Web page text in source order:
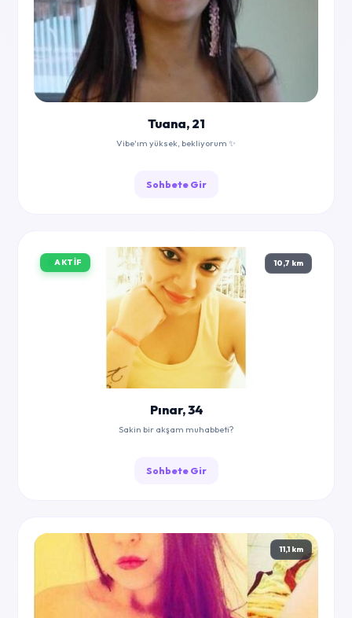
Tuana, 21
Vibe'ım yüksek, bekliyorum ✨
Sohbete Gir
AKTIF 10,7 km
Pınar, 34
Sakin bir akşam muhabbeti?
Sohbete Gir
11,1 km